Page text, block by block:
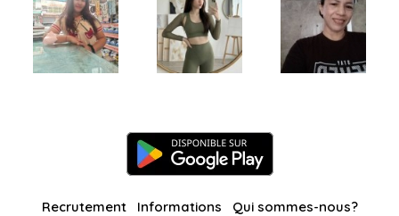
Recrutement Informations Qui sommes-nous?